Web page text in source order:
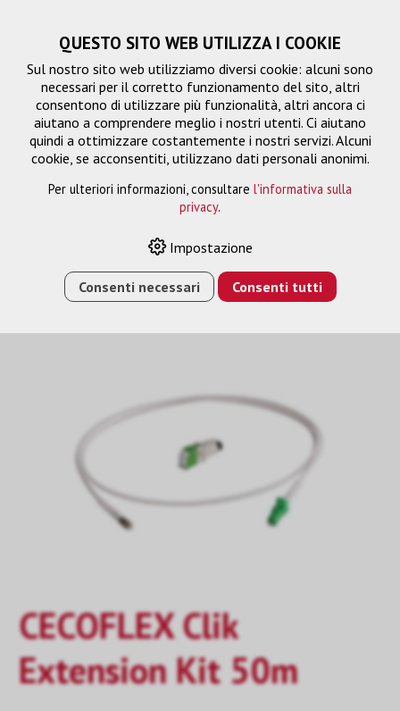
Clik Extension Kit
› E-SHOP › FTTH/RETE › FTTH › CLIK EXTENSION
CECOFLEX Clik
Extension Kit 50m
QUESTO SITO WEB UTILIZZA I COOKIE
Sul nostro sito web utilizziamo diversi cookie: alcuni sono
necessari per il corretto funzionamento del sito, altri
consentono di utilizzare più funzionalità, altri ancora ci
aiutano a comprendere meglio i nostri utenti. Ci aiutano
quindi a ottimizzare costantemente i nostri servizi. Alcuni
cookie, se acconsentiti, utilizzano dati personali anonimi.
Per ulteriori informazioni, consultare l'informativa sulla
privacy.
Impostazione
Consenti necessari Consenti tutti